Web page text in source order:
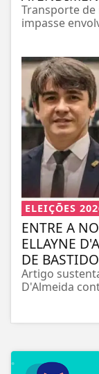
Transporte
impasse
ELEIÇÕES
ENTRE A
ELLAYNE
DE
Artigo
D'Almeida